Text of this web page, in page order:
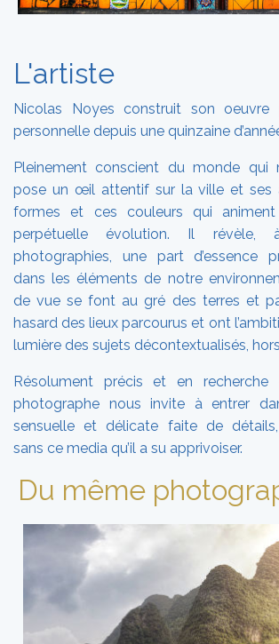
L'artiste
Nicolas Noyes construit son oeuvre
personnelle depuis une quinzaine
Pleinement conscient du monde qui
pose un œil attentif sur la ville et ses
formes et ces couleurs qui
perpétuelle évolution. Il révèle,
photographies, une part d’essence
dans les éléments de notre
de vue se font au gré des terres et
hasard des lieux parcourus et ont
lumière des sujets décontextualisés,
Résolument précis et en recherche
photographe nous invite à entrer
sensuelle et délicate faite de
sans ce media qu’il a su apprivoiser.
Du même